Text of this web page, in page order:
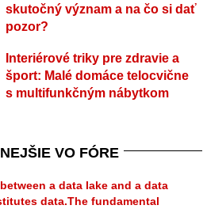
skutočný význam a na čo si dať
pozor?
Interiérové triky pre zdravie a
šport: Malé domáce telocvične
s multifunkčným nábytkom
VO FÓRE
a data lake and a data
data.The fundamental